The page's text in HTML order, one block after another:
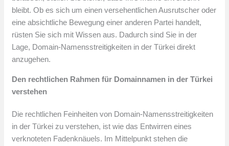
bleibt. Ob es sich um einen versehentlichen Ausrutscher oder
eine absichtliche Bewegung einer anderen Partei handelt,
rüsten Sie sich mit Wissen aus. Dadurch sind Sie in der
Lage, Domain-Namensstreitigkeiten in der Türkei direkt
anzugehen.
Den rechtlichen Rahmen für Domainnamen in der Türkei
verstehen
Die rechtlichen Feinheiten von Domain-Namensstreitigkeiten
in der Türkei zu verstehen, ist wie das Entwirren eines
verknoteten Fadenknäuels. Im Mittelpunkt stehen die